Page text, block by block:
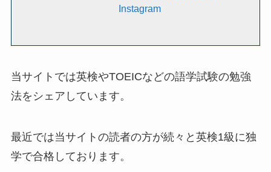
Instagram
当サイトでは英検やTOEICなどの語学試験の勉強
法をシェアしています。
最近では当サイトの読者の方が続々と英検1級に独
学で合格しております。